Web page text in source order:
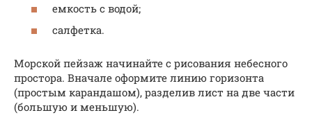
емкость с водой;
салфетка.
Морской пейзаж начинайте с рисования небесного
простора. Вначале оформите линию горизонта
(простым карандашом), разделив лист на две части
(большую и меньшую).